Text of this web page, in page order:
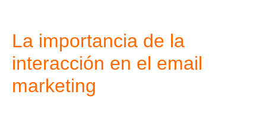
La importancia de la
interacción en el email
marketing